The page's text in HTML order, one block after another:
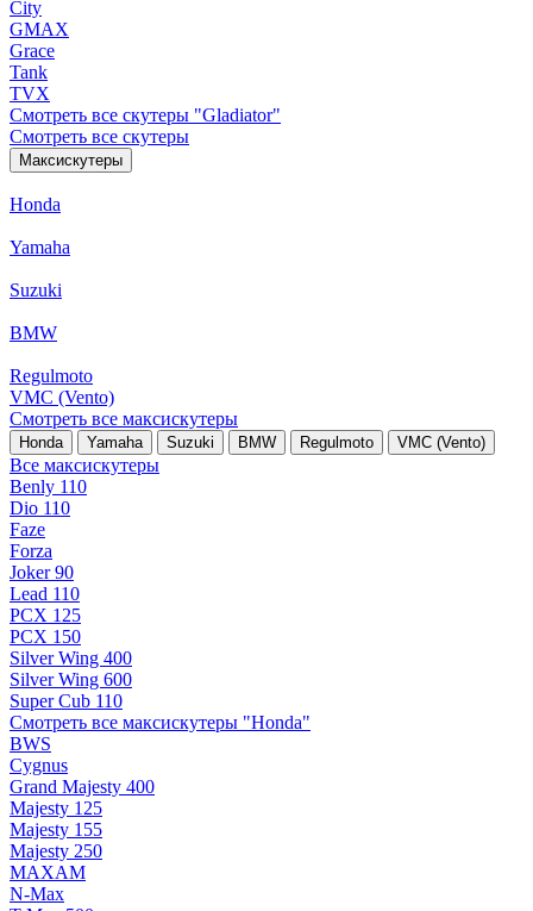
City
GMAX
Grace
Tank
TVX
Смотреть все скутеры "Gladiator"
Смотреть все скутеры
Максискутеры
Honda
Yamaha
Suzuki
BMW
Regulmoto
VMC (Vento)
Смотреть все максискутеры
Honda Yamaha Suzuki BMW Regulmoto VMC (Vento)
Все максискутеры
Benly 110
Dio 110
Faze
Forza
Joker 90
Lead 110
PCX 125
PCX 150
Silver Wing 400
Silver Wing 600
Super Cub 110
Смотреть все максискутеры "Honda"
BWS
Cygnus
Grand Majesty 400
Majesty 125
Majesty 155
Majesty 250
MAXAM
N-Max